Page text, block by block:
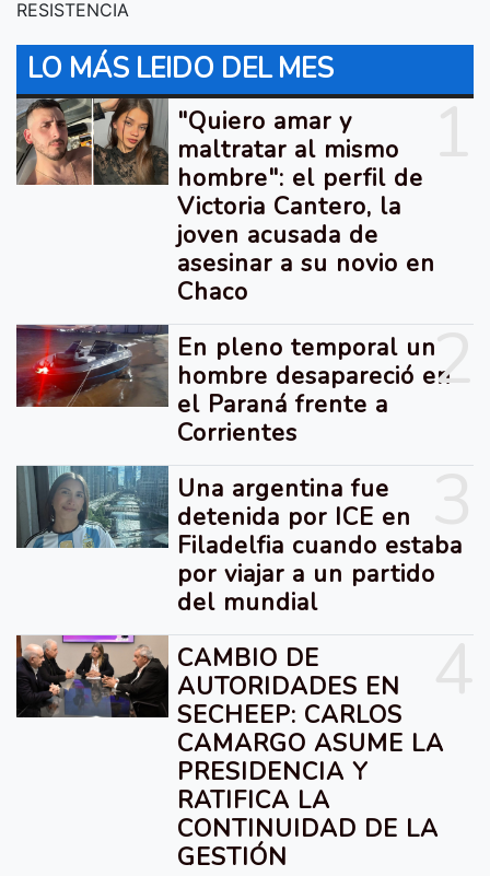
RESISTENCIA
LO MÁS LEIDO DEL MES
"Quiero amar y
maltratar al mismo
hombre": el perfil de
Victoria Cantero, la
joven acusada de
asesinar a su novio en
Chaco
2
En pleno temporal un
hombre desapareció en
el Paraná frente a
Corrientes
Una argentina fue
detenida por ICE en
Filadelfia cuando estaba
por viajar a un partido
del mundial
CAMBIO DE
AUTORIDADES EN
SECHEEP: CARLOS
CAMARGO ASUME LA
PRESIDENCIA Y
RATIFICA LA
CONTINUIDAD DE LA
GESTIÓN